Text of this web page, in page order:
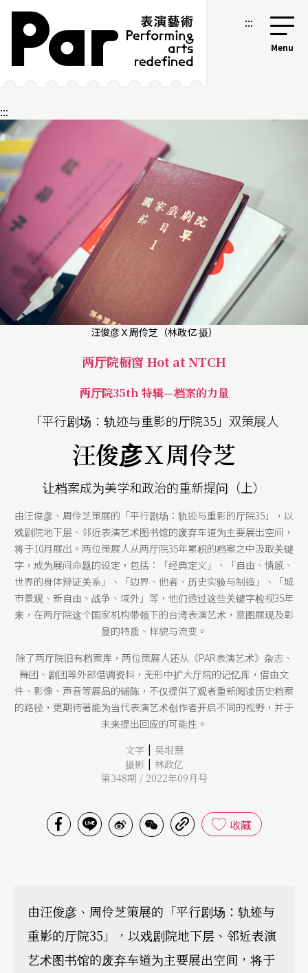
跳到主要内容区块
网站导览 :::
:::
汪俊彦Ｘ周伶芝（林政亿 摄）
两厅院橱窗 Hot at NTCH
两厅院35th 特辑—档案的力量
「平行剧场：轨迹与重影的厅院35」双策展人
汪俊彦Ｘ周伶芝
让档案成为美学和政治的重新提问（上）
由汪俊彦、周伶芝策展的「平行剧场：轨迹与重影的厅院35」，以
戏剧院地下层、邻近表演艺术图书馆的废弃车道为主要展出空间，
将于10月展出。两位策展人从两厅院35年累积的档案之中汲取关键
字，成为展间命题的设定，包括：「经典定义」、「自由、情感、
世界的身体辩证关系」、「边界、他者、历史实验与制造」、「城
市景观、新自由、战争、域外」等，他们透过这些关键字检视35年
来，在两厅院这个国家机构带领下的台湾表演艺术，意图展现及彰
显的特质、样貌与流变。
除了两厅院旧有档案库，两位策展人还从《PAR表演艺术》杂志、
舞团、剧团等外部借调资料，无形中扩大厅院的记忆库，借由文
件、影像、声音等展品的铺陈，不仅提供了观者重新阅读历史档案
的路径，更期待著能为当代表演艺术创作者开启不同的视野，并于
未来提出回应的可能性。
文字 | 吴垠慧
摄影 | 林政亿
第348期 / 2022年09月号
收藏
由汪俊彦、周伶芝策展的「平行剧场：轨迹与
重影的厅院35」，以戏剧院地下层、邻近表演
艺术图书馆的废弃车道为主要展出空间，将于